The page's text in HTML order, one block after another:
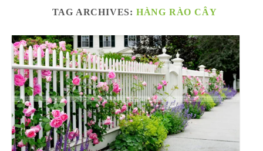
TAG ARCHIVES: HÀNG RÀO CÂY